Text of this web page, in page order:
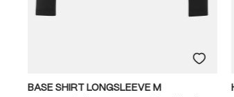
BASE SHIRT LONGSLEEVE M